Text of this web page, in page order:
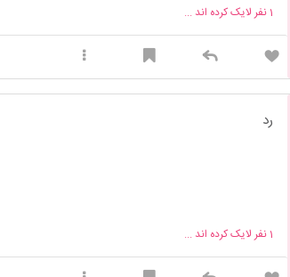
1نفر لایک کرده اند ...
رد
1نفر لایک کرده اند ...